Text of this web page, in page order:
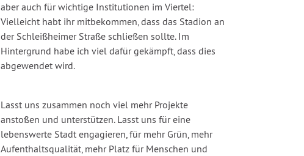
aber auch für wichtige Institutionen im Viertel:
Vielleicht habt ihr mitbekommen, dass das Stadion an
der Schleißheimer Straße schließen sollte. Im
Hintergrund habe ich viel dafür gekämpft, dass dies
abgewendet wird.
Lasst uns zusammen noch viel mehr Projekte
anstoßen und unterstützen. Lasst uns für eine
lebenswerte Stadt engagieren, für mehr Grün, mehr
Aufenthaltsqualität, mehr Platz für Menschen und